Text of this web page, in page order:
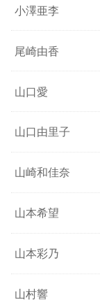
小澤亜李
尾崎由香
山口愛
山口由里子
山崎和佳奈
山本希望
山本彩乃
山村響